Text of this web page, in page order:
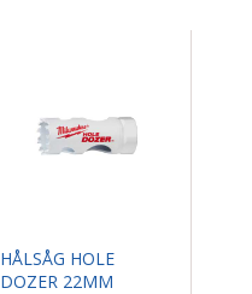
HÅLSÅG HOLE
DOZER 22MM